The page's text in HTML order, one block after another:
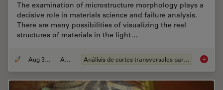
The examination of microstructure morphology plays a
decisive role in materials science and failure analysis.
There are many possibilities of visualizing the real
structures of materials in the light…
Aug 30, 2011 Article Análisis de cortes transversales para la microelectrónica